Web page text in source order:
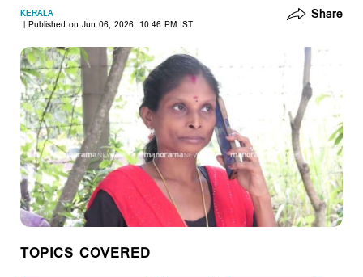
KERALA
Published on Jun 06, 2026, 10:46 PM IST
Share
TOPICS COVERED